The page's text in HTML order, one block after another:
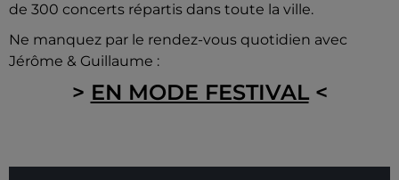
de 300 concerts répartis dans toute la ville.
Ne manquez par le rendez-vous quotidien avec
Jérôme & Guillaume :
> EN MODE FESTIVAL<